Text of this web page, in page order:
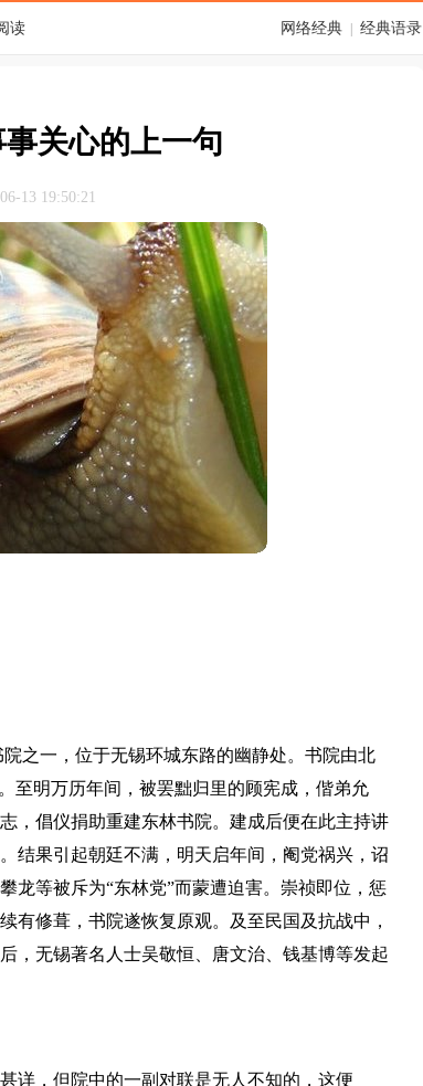
读 网络经典 经典语录
关心的上一句
13 19:50:21
一，位于无锡环城东路的幽静处。书院由北
至明万历年间，被罢黜归里的顾宪成，偕弟允
，倡仪捐助重建东林书院。建成后便在此主持讲
结果引起朝廷不满，明天启年间，阉党祸兴，诏
龙等被斥为“东林党”而蒙遭迫害。崇祯即位，惩
有修葺，书院遂恢复原观。及至民国及抗战中，
，无锡著名人士吴敬恒、唐文治、钱基博等发起
，但院中的一副对联是无人不知的，这便